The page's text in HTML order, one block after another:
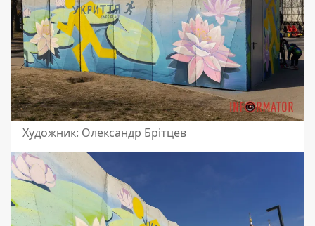
Художник: Олександр Брітцев